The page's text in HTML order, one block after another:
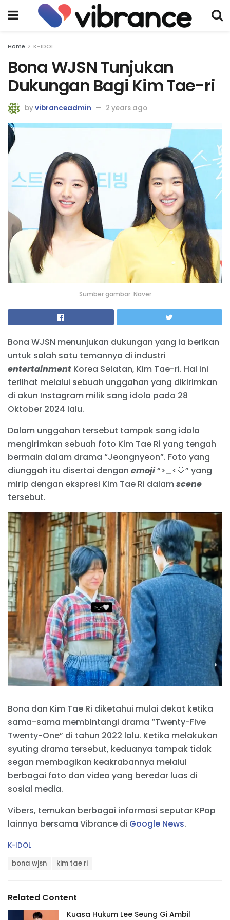
Home K-IDOL
Bona WJSN Tunjukan
Dukungan Bagi Kim Tae-ri
byvibranceadmin 2 years ago
Sumber gambar: Naver
Bona WJSN menunjukan dukungan yang ia berikan
untuk salah satu temannya di industri
entertainment Korea Selatan, Kim Tae-ri. Hal ini
terlihat melalui sebuah unggahan yang dikirimkan
di akun Instagram milik sang idola pada 28
Oktober 2024 lalu.
Dalam unggahan tersebut tampak sang idola
mengirimkan sebuah foto Kim Tae Ri yang tengah
bermain dalam drama “Jeongnyeon”. Foto yang
diunggah itu disertai dengan emoji“>_<🤍” yang
mirip dengan ekspresi Kim Tae Ri dalamscene
tersebut.
Bona dan Kim Tae Ri diketahui mulai dekat ketika
sama-sama membintangi drama “Twenty-Five
Twenty-One” di tahun 2022 lalu. Ketika melakukan
syuting drama tersebut, keduanya tampak tidak
segan membagikan keakrabannya melalui
berbagai foto dan video yang beredar luas di
sosial media.
Vibers, temukan berbagai informasi seputar KPop
lainnya bersama Vibrance di Google News.
C
r
i
K-IDOL
:
bona wjsn kim tae ri
Related Content
Kuasa Hukum Lee Seung Gi Ambil